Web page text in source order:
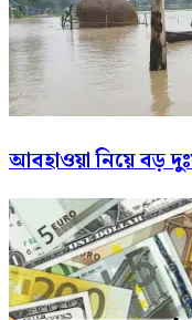
আবহাওয়া নিয়ে বড়